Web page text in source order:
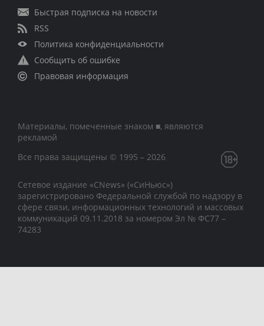
Быстрая подписка на новости
RSS
Политика конфиденциальности
Сообщить об ошибке
Правовая информация
Материалы, помеченные знаком ■, являются
рекламой
Все права защищены © 1995 – 2026
Сетевое издание «CNews» («СиНьюс»)
зарегистрировано Федеральной службой по надзору в
сфере связи, информационных технологий и массовых
коммуникаций 09.11.2018 за номером Эл № ФС77 –
74283